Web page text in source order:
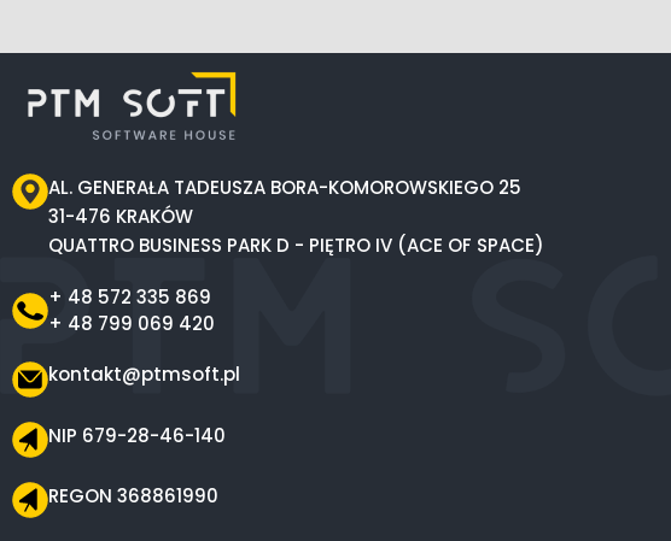
AL. GENERAŁA TADEUSZA BORA-KOMOROWSKIEGO 25
31-476 KRAKÓW
QUATTRO BUSINESS PARK D - PIĘTRO IV (ACE OF SPACE)
+ 48 572 335 869
+ 48 799 069 420
kontakt@ptmsoft.pl
NIP 679-28-46-140
REGON 368861990